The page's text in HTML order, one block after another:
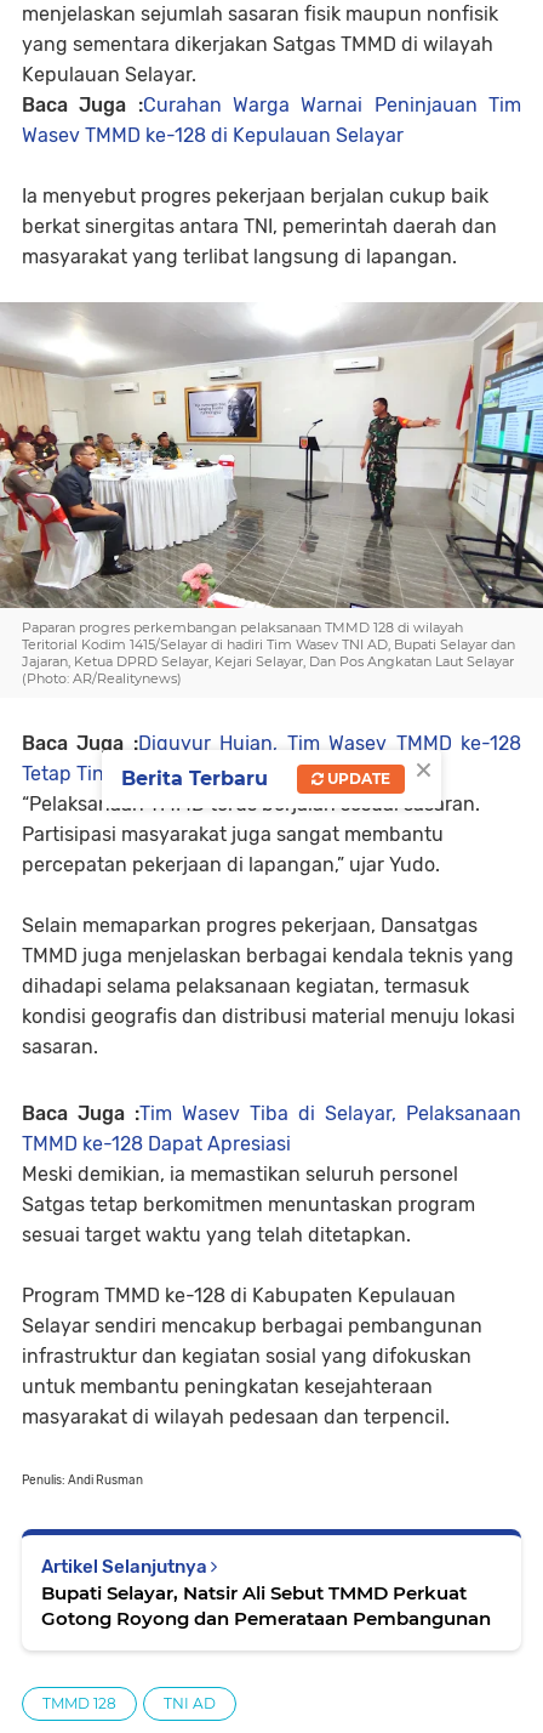
menjelaskan sejumlah sasaran fisik maupun nonfisik
yang sementara dikerjakan Satgas TMMD di wilayah
Kepulauan Selayar.
Baca Juga :Curahan Warga Warnai Peninjauan Tim
Wasev TMMD ke-128 di Kepulauan Selayar
Ia menyebut progres pekerjaan berjalan cukup baik
berkat sinergitas antara TNI, pemerintah daerah dan
masyarakat yang terlibat langsung di lapangan.
Paparan progres perkembangan pelaksanaan TMMD 128 di wilayah
Teritorial Kodim 1415/Selayar di hadiri Tim Wasev TNI AD, Bupati Selayar dan
Jajaran, Ketua DPRD Selayar, Kejari Selayar, Dan Pos Angkatan Laut Selayar
(Photo: AR/Realitynews)
Baca Juga :Diguyur Hujan, Tim Wasev TMMD ke-128
Tetap Tinjau Lokasi Pembangunan di Selayar
“Pelaksanaan TMMD terus berjalan sesuai sasaran.
Partisipasi masyarakat juga sangat membantu
percepatan pekerjaan di lapangan,” ujar Yudo.
Selain memaparkan progres pekerjaan, Dansatgas
TMMD juga menjelaskan berbagai kendala teknis yang
dihadapi selama pelaksanaan kegiatan, termasuk
kondisi geografis dan distribusi material menuju lokasi
sasaran.
Baca Juga :Tim Wasev Tiba di Selayar, Pelaksanaan
TMMD ke-128 Dapat Apresiasi
Meski demikian, ia memastikan seluruh personel
Satgas tetap berkomitmen menuntaskan program
sesuai target waktu yang telah ditetapkan.
Program TMMD ke-128 di Kabupaten Kepulauan
Selayar sendiri mencakup berbagai pembangunan
infrastruktur dan kegiatan sosial yang difokuskan
untuk membantu peningkatan kesejahteraan
masyarakat di wilayah pedesaan dan terpencil.
Penulis: Andi Rusman
Artikel Selanjutnya
Bupati Selayar, Natsir Ali Sebut TMMD Perkuat
Gotong Royong dan Pemerataan Pembangunan
TMMD 128 TNI AD
×
Berita Terbaru UPDATE